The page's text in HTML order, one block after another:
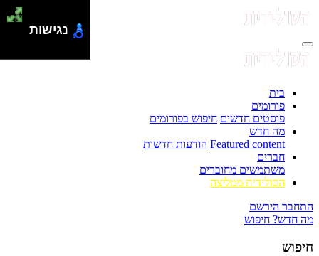
בית
פורומים
פוסטים חדשים חיפוש בפורומים
מה חדש
Featured content הודעות חדשות
חברים
משתמשים מחוברים
הסולידית ממליצה
התחבר הירשם
מה חדש? חיפוש
חיפוש
נגישות